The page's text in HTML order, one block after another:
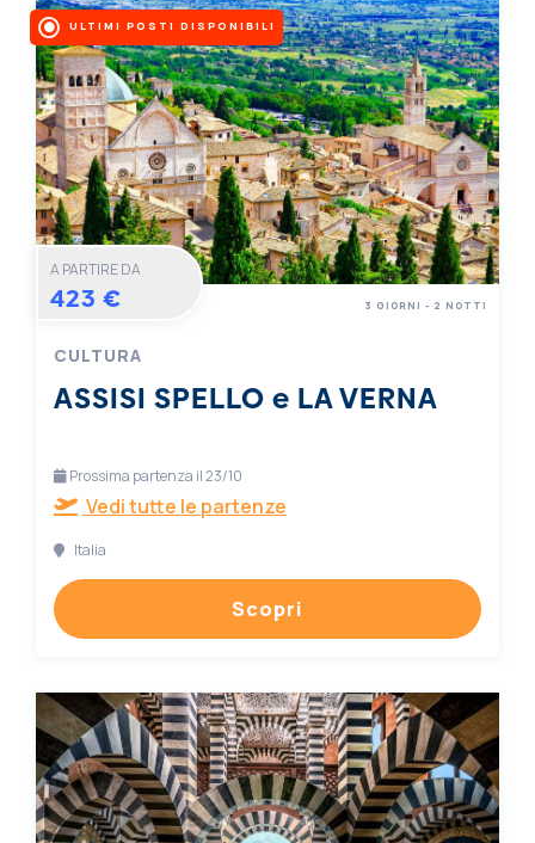
ULTIMI POSTI DISPONIBILI
A PARTIRE DA
423 €
CULTURA
ASSISI SPELLO e LA VERNA
3 GIORNI - 2 NOTTI
Prossima partenza il 23/10
Vedi tutte le partenze
Italia
Scopri